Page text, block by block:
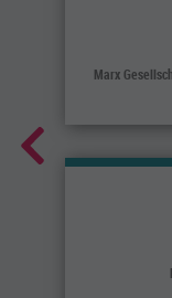
Marx